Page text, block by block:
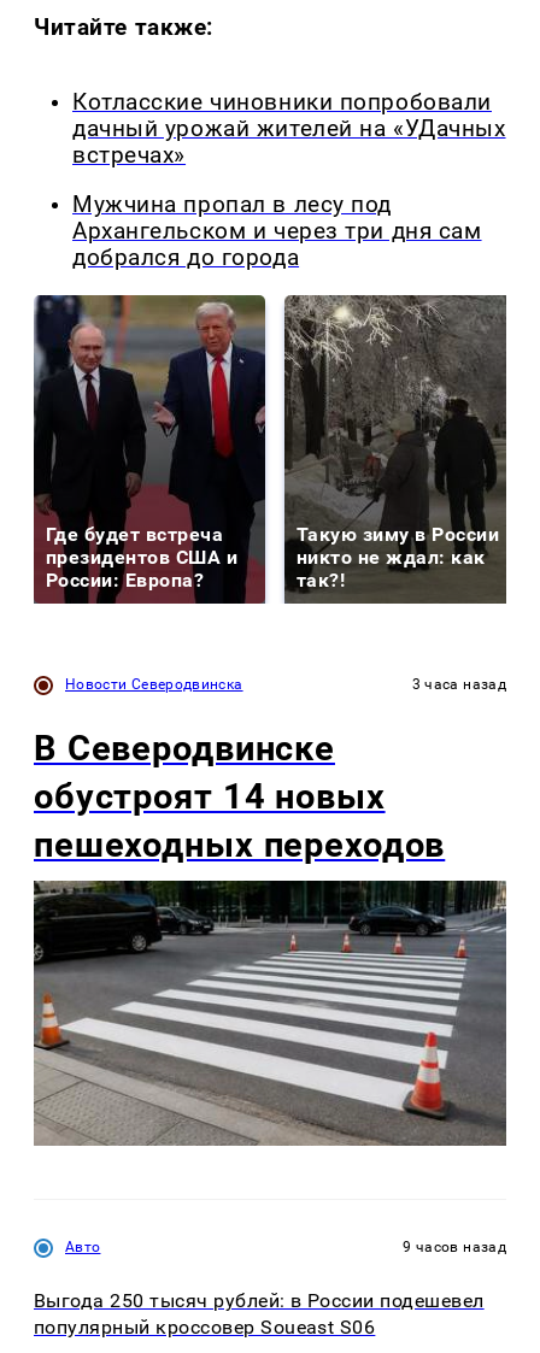
Читайте также:
Котласские чиновники попробовали
дачный урожай жителей на «УДачных
встречах»
Мужчина пропал в лесу под
Архангельском и через три дня сам
добрался до города
Где будет встреча
президентов США и
России: Европа?
Такую зиму в России
никто не ждал: как
так?!
Новости Северодвинска 3 часа назад
В Северодвинске
обустроят 14 новых
пешеходных переходов
Авто 9 часов назад
Выгода 250 тысяч рублей: в России подешевел
популярный кроссовер Soueast S06